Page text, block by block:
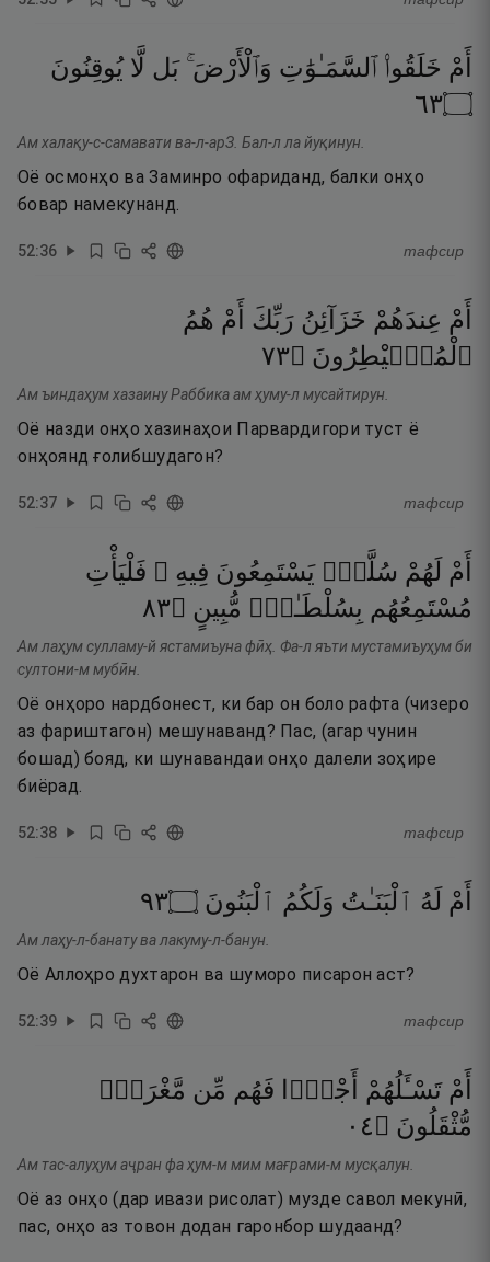
أَمْ خَلَقُوا۟ ٱلسَّمَـٰوَٰتِ وَٱلْأَرْضَ ۚ بَل لَّا يُوقِنُونَ
۝٣٦
Ам халақу-с-самавати ва-л-арЗ. Бал-л ла йуқинун.
Оё осмонҳо ва Заминро офариданд, балки онҳо
бовар намекунанд.
52:36 тафсир
أَمْ عِندَهُمْ خَزَآئِنُ رَبِّكَ أَمْ هُمُ
ٱلْمُصَۣيْطِرُونَ ۝٣٧
Ам ъиндаҳум хазаину Раббика ам ҳуму-л мусайтирун.
Оё назди онҳо хазинаҳои Парвардигори туст ё
онҳоянд ғолибшудагон?
52:37 тафсир
أَمْ لَهُمْ سُلَّمٌۭ يَسْتَمِعُونَ فِيهِ ۖ فَلْيَأْتِ
مُسْتَمِعُهُم بِسُلْطَـٰنٍۢ مُّبِينٍ ۝٣٨
Ам лаҳум сулламу-й ястамиъуна фӣҳ. Фа-л яъти мустамиъуҳум би
султони-м мубӣн.
Оё онҳоро нардбонест, ки бар он боло рафта (чизеро
аз фариштагон) мешунаванд? Пас, (агар чунин
бошад) бояд, ки шунавандаи онҳо далели зоҳире
биёрад.
52:38 тафсир
أَمْ لَهُ ٱلْبَنَـٰتُ وَلَكُمُ ٱلْبَنُونَ ۝٣٩
Ам лаҳу-л-банату ва лакуму-л-банун.
Оё Аллоҳро духтарон ва шуморо писарон аст?
52:39 тафсир
أَمْ تَسْـَٔلُهُمْ أَجْرًۭا فَهُم مِّن مَّغْرَمٍۢ
مُّثْقَلُونَ ۝٤٠
Ам тас-алуҳум аҷран фа ҳум-м мим мағрами-м мусқалун.
Оё аз онҳо (дар ивази рисолат) музде савол мекунӣ,
пас, онҳо аз товон додан гаронбор шудаанд?